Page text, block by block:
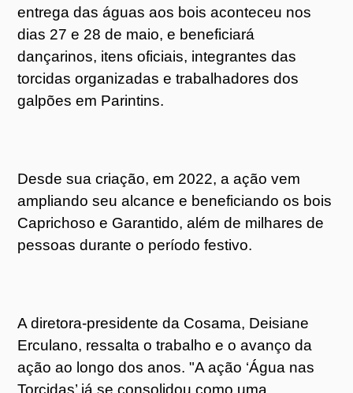
entrega das águas aos bois aconteceu nos
dias 27 e 28 de maio, e beneficiará
dançarinos, itens oficiais, integrantes das
torcidas organizadas e trabalhadores dos
galpões em Parintins.
Desde sua criação, em 2022, a ação vem
ampliando seu alcance e beneficiando os bois
Caprichoso e Garantido, além de milhares de
pessoas durante o período festivo.
A diretora-presidente da Cosama, Deisiane
Erculano, ressalta o trabalho e o avanço da
ação ao longo dos anos. "A ação ‘Água nas
Torcidas’ já se consolidou como uma